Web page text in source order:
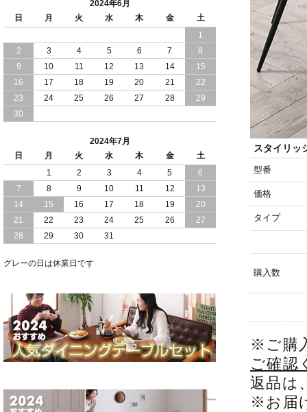
スタイリッ
型番
価格
タイプ
購入数
※ご購
ご確認
返品は
※お届
ベッド 縦開き ヘッドボード 組立設置サ
ービス付き
2024/04/23
すのこ の 床板 簡単 軽い コンパクトな
大容量 収納 跳ね上げ式 ベッド
2024/03/28
おすすめ クイーン キング ワイドキング
サイズ で 通気性ある すのこ仕様 大容
畳 仕様 で 敷き布団 が使える 引き出し
収納 付き 大容量 チェスト ベッド 日本
製 ヘッドボードなし
2024/02/23
畳 の 床面 で 敷き布団 で 寝られる 引き
出し 収納庫 付 大容量 チェスト ベッド
日本製
し 収納庫 付き チェスト ベッド 日本製
2024年6月
日
月 火 水 木 金
土
1
2
3 4 5 6 7
8
9
10 11 12 13 14
15
16
17 18 19 20 21
22
23
24 25 26 27 28
29
30
2024年7月
日
月 火 水 木 金
土
1
2 3 4 5
6
7
8 9 10 11 12
13
14
15 16 17 18 19
20
21
22 23 24 25 26
27
28
29 30 31
グレーの日は休業日です